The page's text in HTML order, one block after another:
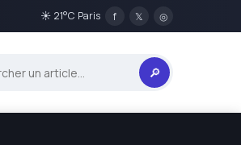
☀ 21°C Paris f 𝕏 ◎
🔎